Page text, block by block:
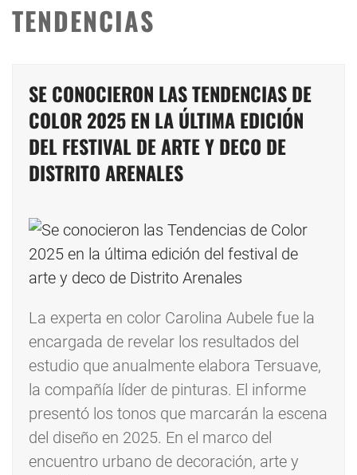
TENDENCIAS
SE CONOCIERON LAS TENDENCIAS DE
COLOR 2025 EN LA ÚLTIMA EDICIÓN
DEL FESTIVAL DE ARTE Y DECO DE
DISTRITO ARENALES
La experta en color Carolina Aubele fue la
encargada de revelar los resultados del
estudio que anualmente elabora Tersuave,
la compañía líder de pinturas. El informe
presentó los tonos que marcarán la escena
del diseño en 2025. En el marco del
encuentro urbano de decoración, arte y